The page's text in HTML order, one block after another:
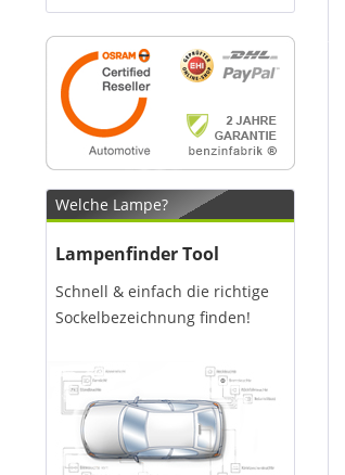
Welche Lampe?
Lampenfinder Tool
Schnell & einfach die richtige
Sockelbezeichnung finden!